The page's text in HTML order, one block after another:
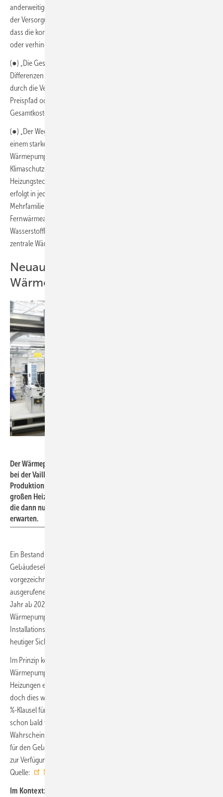
anderweitige gesetzliche Verpflichtung, wie z. B. die Gewährleistung
der Versorgungssicherheit bei allen Kunden, dazu führen könnten,
dass die kommunale Wärmewende unnötig verteuert, verlangsamt
oder verhindert wird.“
(●) „Die Gesamtkosten der Szenarien zeigen in jedem Gebiet geringe
Differenzen zwischen den Transformationspfaden und sind geprägt
durch die Verbrauchskosten. Liegt einer der Energieträger im hohen
Preispfad oder beide im durchschnittlichen, steigen die
Gesamtkosten, […]“
(●) „Der Weg bis 2030 ist in allen Szenarien sehr ähnlich und durch
einem starken Hochlauf der Photovoltaik- und
Wärmepumpenleistungen zur Erreichung der Ziele des
Klimaschutzgesetzes geprägt. Der Energieträger- und
Heizungstechnologiewechsel in Richtung Strom und Wärmepumpen
erfolgt in jedem Szenario in allen Bereichen (also Einfamilienhäusern,
Mehrfamilienhäusern und auch GHD- sowie
Fernwärmeanwendungen). Gleiches gilt für den Beginn des
Wasserstoffhochlaufes für die industriellen Anwendungen und die
zentrale Wärmeerzeugung, der bis 2030 initiiert wird.“
Neuausrichtung im
Wärmeerzeugermarkt ab 2030?
Der Wärmepumpenhochlauf hat bereits begonnen. 2021 flossen
bei der Vaillant Group erhebliche Mittel in den Ausbau der
Produktionskapazitäten für Wärmepumpen. 2022 haben alle
großen Heiztechnikanbieter hohe Investitionen angekündigt. Dass
die dann nur wenige Jahre später stillgelegt werden, ist kaum zu
erwarten.
Ein Bestand von 6 Mio. Heizungs-Wärmepumpen bis 2030 im
Gebäudesektor ist spätestens mit dem
vorgezeichnet. Ein halbwegs gesunder Zubaupfad, mit dem politisch
ausgerufenen Eckpunkt „mindestens 500 000 Wärmepumpen pro
Jahr ab 2024“ bedeutet die Installation von etwa 765 000
Wärmepumpen im Jahr 2030. Danach einen Schwenk bei der
Installationskapazität auf Wasserstoff-Heizungen zu machen, ist aus
heutiger Sicht kaum vorstellbar.
Im Prinzip könnte man die Zeit bis 2030 nutzen, parallel zum
Wärmepumpen-Rollout notwendige Erneuerungen von Gas-
Heizungen er mit Wasserstoff-fähigen Heizkesseln vorzunehmen,
doch dies wäre nur mit einer starken Dehnung der angekündigten 65-
%-Klausel für erneuerbare Energien kompatibel. Zudem müsste man
schon bald wissen, in welchen Netzen Wasserstoff künftig mit welcher
Wahrscheinlichkeit eine aus Kundensicht wirtschaftliche Alternative
für den Gebäudesektor ist. Dass diese Informationen schnell überall
zur Verfügung stehen, ist kaum realistisch. ■
Quelle:
NWR
Im Kontext: